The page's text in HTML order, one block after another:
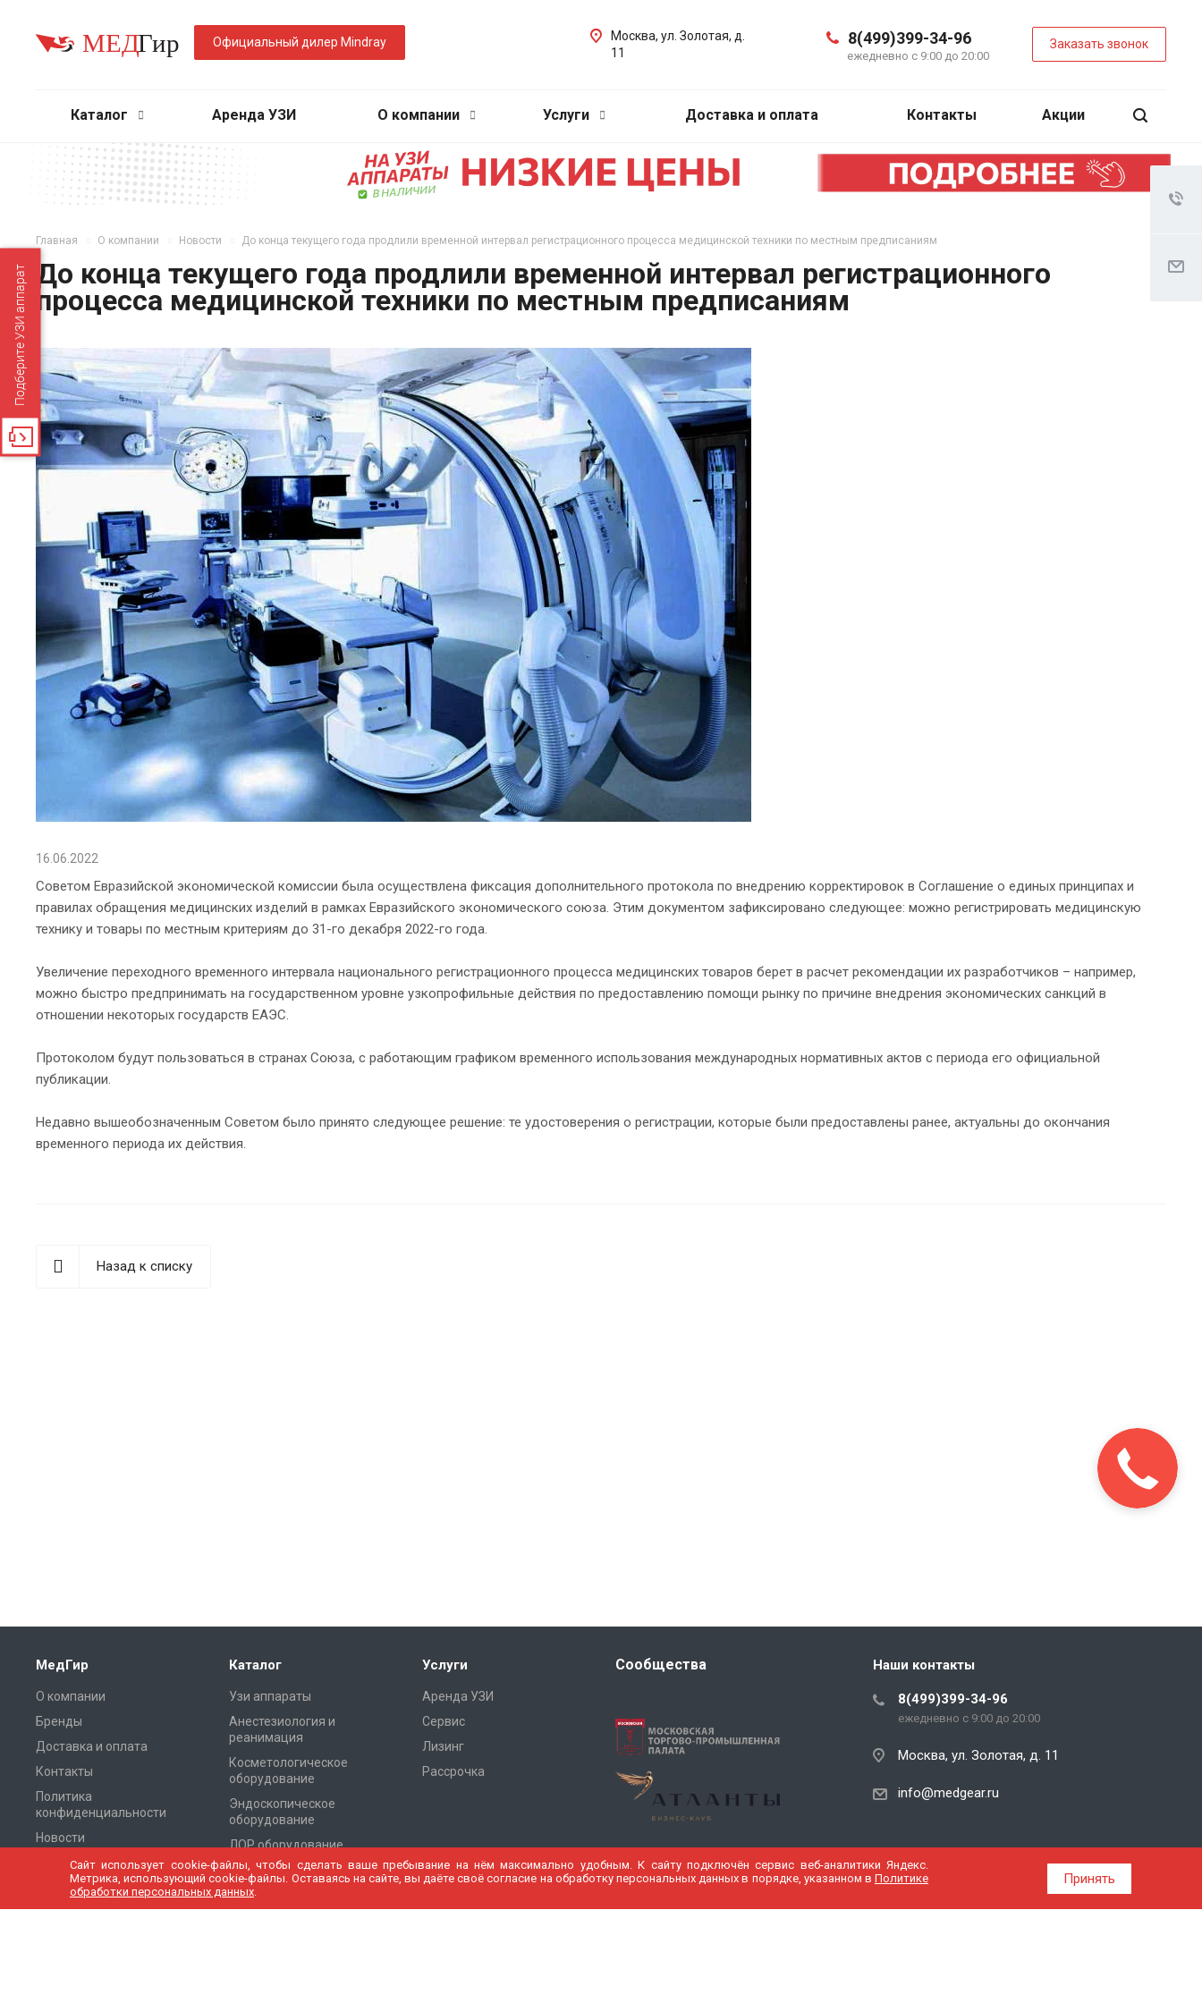
Официальный дилер Mindray 8(499)399-34-96
ежедневно с 9:00 до 20:00
Заказать звонок
Москва, ул. Золотая, д.
11
Каталог Аренда УЗИ О компании Услуги Доставка и оплата Контакты Акции
Главная О компании Новости До конца текущего года продлили временной интервал регистрационного процесса медицинской техники по местным предписаниям
До конца текущего года продлили временной интервал регистрационного
процесса медицинской техники по местным предписаниям
16.06.2022
Советом Евразийской экономической комиссии была осуществлена фиксация дополнительного протокола по внедрению корректировок в Соглашение о единых принципах и
правилах обращения медицинских изделий в рамках Евразийского экономического союза. Этим документом зафиксировано следующее: можно регистрировать медицинскую
технику и товары по местным критериям до 31-го декабря 2022-го года.
Увеличение переходного временного интервала национального регистрационного процесса медицинских товаров берет в расчет рекомендации их разработчиков – например,
можно быстро предпринимать на государственном уровне узкопрофильные действия по предоставлению помощи рынку по причине внедрения экономических санкций в
отношении некоторых государств ЕАЭС.
Протоколом будут пользоваться в странах Союза, с работающим графиком временного использования международных нормативных актов с периода его официальной
публикации.
Недавно вышеобозначенным Советом было принято следующее решение: те удостоверения о регистрации, которые были предоставлены ранее, актуальны до окончания
временного периода их действия.
Назад к списку
МедГир
О компании
Бренды
Доставка и оплата
Контакты
Политика
конфиденциальности
Новости
Cтатьи
Карта сайта
Каталог
Узи аппараты
Анестезиология и
реанимация
Косметологическое
оборудование
Эндоскопическое
оборудование
ЛОР оборудование
Оборудование для
Томографии
Хирургическое
Услуги
Аренда УЗИ
Сервис
Лизинг
Рассрочка
Сообщества Наши контакты
8(499)399-34-96
ежедневно с 9:00 до 20:00
Москва, ул. Золотая, д. 11
info@medgear.ru
Сайт использует cookie-файлы, чтобы сделать ваше пребывание на нём максимально удобным. К cайту подключён сервис веб-аналитики Яндекс.
Метрика, использующий cookie-файлы. Оставаясь на сайте, вы даёте своё согласие на обработку персональных данных в порядке, указанном в Политике
обработки персональных данных.
Принять
Подберите УЗИ аппарат